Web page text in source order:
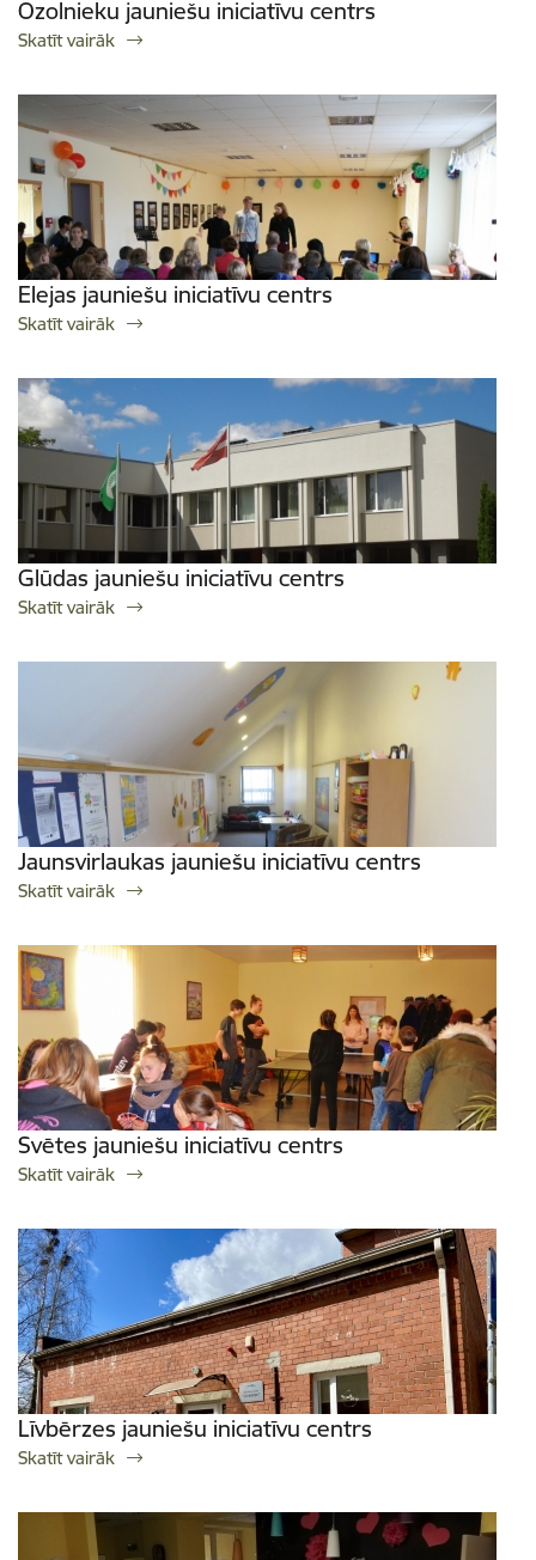
Ozolnieku jauniešu iniciatīvu centrs
Skatīt vairāk
Elejas jauniešu iniciatīvu centrs
Skatīt vairāk
Glūdas jauniešu iniciatīvu centrs
Skatīt vairāk
Jaunsvirlaukas jauniešu iniciatīvu centrs
Skatīt vairāk
Svētes jauniešu iniciatīvu centrs
Skatīt vairāk
Līvbērzes jauniešu iniciatīvu centrs
Skatīt vairāk